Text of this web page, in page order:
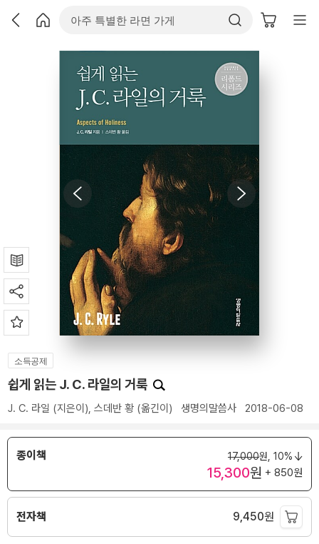
소득공제
쉽게 읽는 J. C. 라일의 거룩
J. C. 라일 (지은이), 스데반 황 (옮긴이) 생명의말씀사 2018-06-08
종이책 17,000원, 10%
15,300원 + 850원
전자책 9,450원